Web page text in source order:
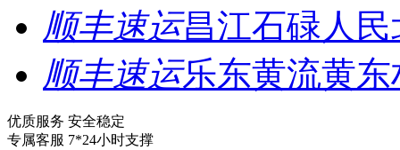
顺丰速运昌江石碌人
顺丰速运乐东黄流黄
优质服务 安全稳定
专属客服 7*24小时支撑